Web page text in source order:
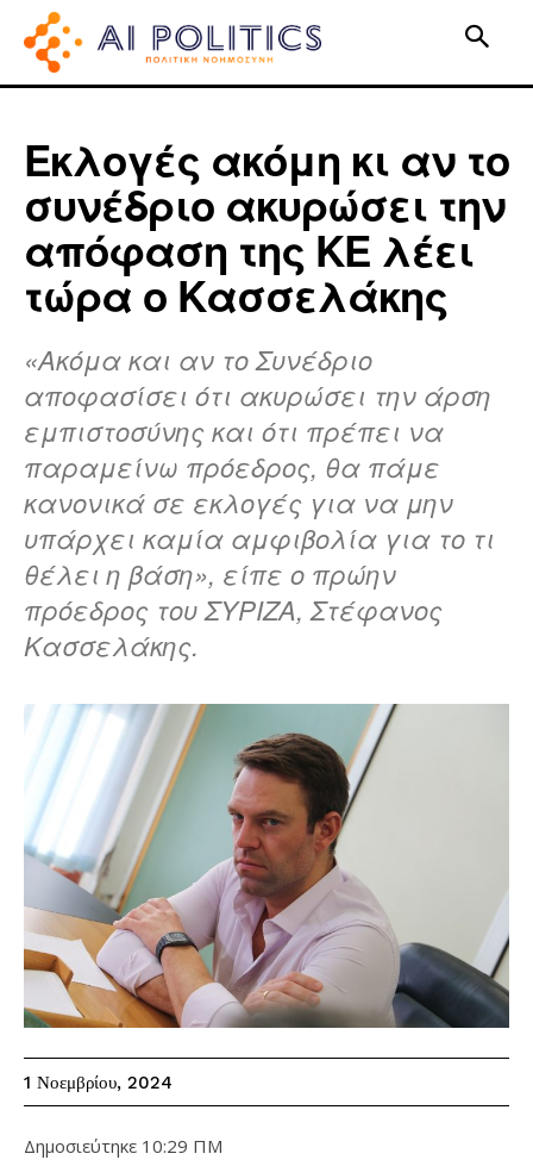
Εκλογές ακόμη κι αν το
συνέδριο ακυρώσει την
απόφαση της ΚΕ λέει
τώρα ο Κασσελάκης
«Ακόμα και αν το Συνέδριο
αποφασίσει ότι ακυρώσει την άρση
εμπιστοσύνης και ότι πρέπει να
παραμείνω πρόεδρος, θα πάμε
κανονικά σε εκλογές για να μην
υπάρχει καμία αμφιβολία για το τι
θέλει η βάση», είπε ο πρώην
πρόεδρος του ΣΥΡΙΖΑ, Στέφανος
Κασσελάκης.
1 Νοεμβρίου, 2024
Δημοσιεύτηκε 10:29 ΠΜ